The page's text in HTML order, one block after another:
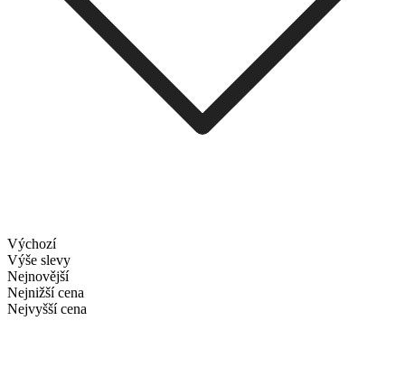
Výchozí
Výše slevy
Nejnovější
Nejnižší cena
Nejvyšší cena